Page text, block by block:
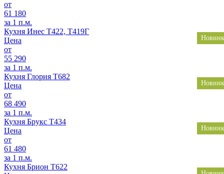
от
61 180
за 1 п.м.
Кухня Инес T422, Т419Г
Цена
от
55 290
за 1 п.м.
Кухня Глория Т682
Цена
от
68 490
за 1 п.м.
Кухня Брукс T434
Цена
от
61 480
за 1 п.м.
Кухня Брион Т622